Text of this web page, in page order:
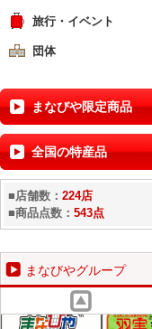
旅行・イベント
団体
まなびや限定商品
全国の特産品
■店舗数： 224店
■商品点数： 543点
まなびやグループ